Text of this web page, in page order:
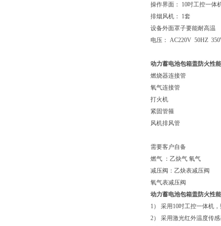
操作界面： 10吋工控一体
排烟风机： 1套
设备外面罩子要能耐高温
电压： AC220V 50HZ
动力蓄电池包箱盖防火性
燃烧器连接管
氧气连接管
打火机
紧固管箍
风机排风管
需要客户自备
燃气 ：乙炔气 氧气
减压阀：乙炔表减压阀
氧气表减压阀
动力蓄电池包箱盖防火性
1） 采用10吋工控一体机
2） 采用激光红外温度传